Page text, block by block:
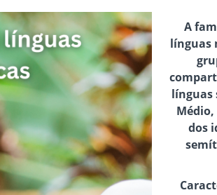
A
línguas
línguas
dos